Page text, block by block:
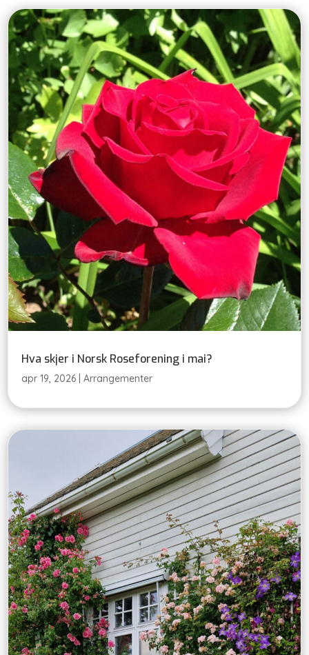
Hva skjer i Norsk Roseforening i mai?
apr 19, 2026 |Arrangementer